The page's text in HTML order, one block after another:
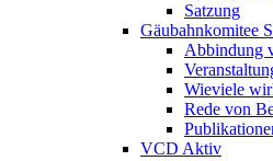
Satzung
Gäubahnkomitee
Abbindung
Wieviele
Rede von
VCD Aktiv